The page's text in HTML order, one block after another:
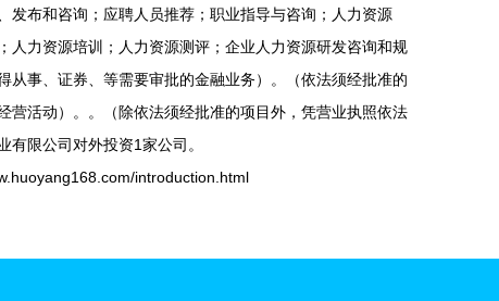
发布和咨询；应聘人员推荐；职业指导与咨询；人力资源
人力资源培训；人力资源测评；企业人力资源研发咨询和规
从事、证券、等需要审批的金融业务）。（依法须经批准的
营活动）。。（除依法须经批准的项目外，凭营业执照依法
有限公司对外投资1家公司。
introduction.html